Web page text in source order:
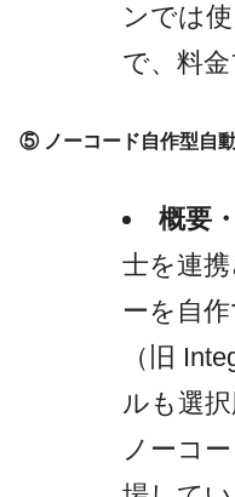
ンでは
で、料金
⑤ ノーコード自作型自
概要
士を連
ーを自
（旧
ルも選
ノーコ